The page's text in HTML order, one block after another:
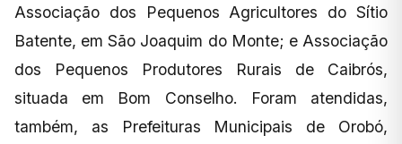
Associação dos Pequenos Agricultores do Sítio
Batente, em São Joaquim do Monte; e Associação
dos Pequenos Produtores Rurais de Caibrós,
situada em Bom Conselho. Foram atendidas,
também, as Prefeituras Municipais de Orobó,